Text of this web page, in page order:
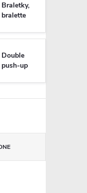
Braletky,
bralette
Double
push-up